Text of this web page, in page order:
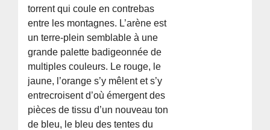
torrent qui coule en contrebas
entre les montagnes. L’arène est
un terre-plein semblable à une
grande palette badigeonnée de
multiples couleurs. Le rouge, le
jaune, l’orange s’y mêlent et s’y
entrecroisent d’où émergent des
pièces de tissu d’un nouveau ton
de bleu, le bleu des tentes du